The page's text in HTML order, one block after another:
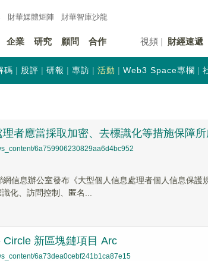
財華媒體矩陣 財華智庫沙龍
企業 研究 顧問 合作 視頻 財經速遞
碼 股評 研報 專訪 活動 Web3 Space專欄
者應當採取加密、去標識化等措施保障
6a759906230829aa6d4bc952
網信息辦公室發布《大型個人信息處理者個人信息保
化、訪問控制、匿名...
新區塊鏈項目 Arc
6a73dea0cebf241b1ca87e15